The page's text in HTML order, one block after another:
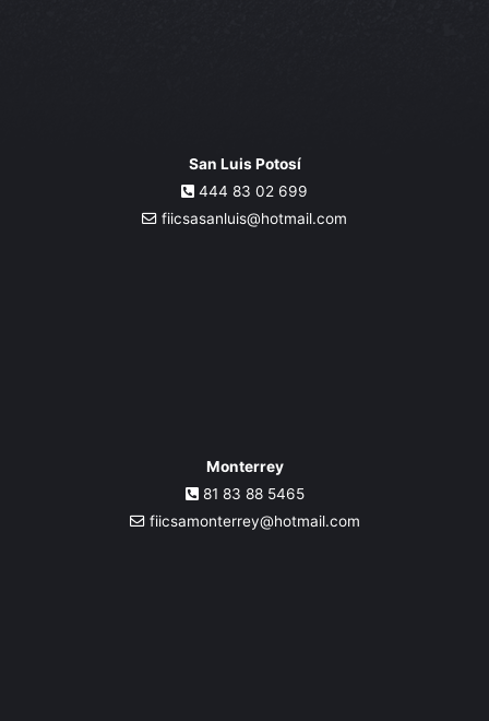
San Luis Potosí
444 83 02 699
fiicsasanluis@hotmail.com
Monterrey
81 83 88 5465
fiicsamonterrey@hotmail.com